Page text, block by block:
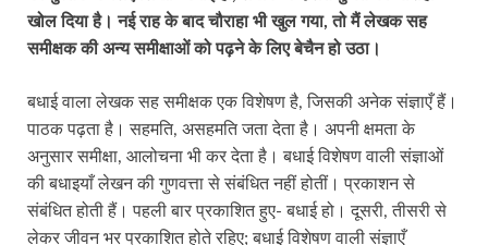
खोल दिया है। नई राह के बाद चौराहा भी खुल गया, तो मैं लेखक सह
समीक्षक की अन्य समीक्षाओं को पढ़ने के लिए बेचैन हो उठा।
बधाई वाला लेखक सह समीक्षक एक विशेषण है, जिसकी अनेक संज्ञाएँ हैं।
पाठक पढ़ता है। सहमति, असहमति जता देता है। अपनी क्षमता के
अनुसार समीक्षा, आलोचना भी कर देता है। बधाई विशेषण वाली संज्ञाओं
की बधाइयाँ लेखन की गुणवत्ता से संबंधित नहीं होतीं। प्रकाशन से
संबंधित होती हैं। पहली बार प्रकाशित हुए- बधाई हो। दूसरी, तीसरी से
लेकर जीवन भर प्रकाशित होते रहिए; बधाई विशेषण वाली संज्ञाएँ